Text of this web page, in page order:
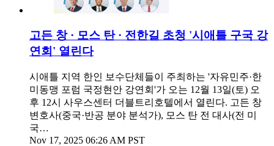
고든 창 · 모스 탄 · 전한길 초청 '시애틀 구국 강
연회' 열린다
시애틀 지역 한인 보수단체들이 주최하는 '자유민주·한
미동맹 포럼 국정현안 강연회'가 오는 12월 13일(토) 오
후 12시 사우스센터 더블트리호텔에서 열린다. 고든 창
변호사(중국·반공 분야 분석가), 모스 탄 전 대사(전 미
국…
Nov 17, 2025 06:26 AM PST